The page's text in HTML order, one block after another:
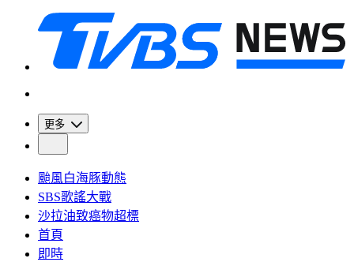
更多
颱風白海豚動態
SBS歌謠大戰
沙拉油致癌物超標
首頁
即時